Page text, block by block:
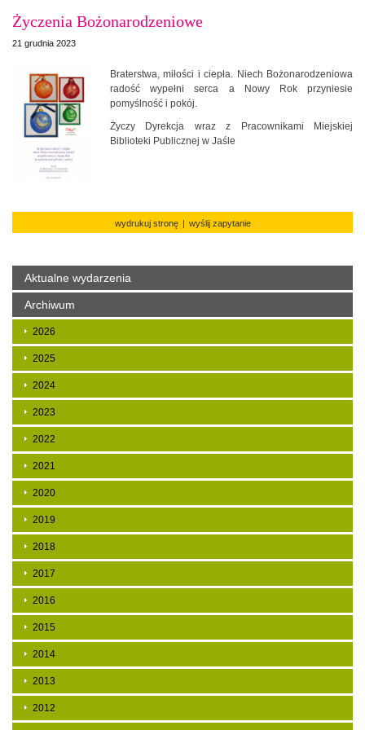
Życzenia Bożonarodzeniowe
21 grudnia 2023
Braterstwa, miłości i ciepła. Niech Bożonarodzeniowa
radość wypełni serca a Nowy Rok przyniesie
pomyślność i pokój.
Życzy Dyrekcja wraz z Pracownikami Miejskiej
Biblioteki Publicznej w Jaśle
wydrukuj stronę | wyślij zapytanie
Aktualne wydarzenia
Archiwum
2026
2025
2024
2023
2022
2021
2020
2019
2018
2017
2016
2015
2014
2013
2012